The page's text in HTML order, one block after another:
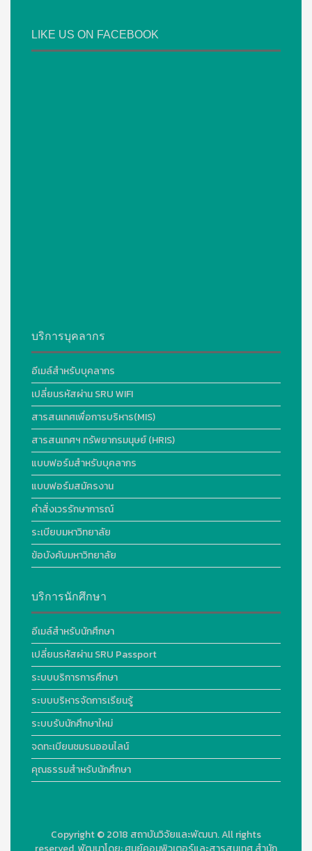
LIKE US ON FACEBOOK
บริการบุคลากร
อีเมล์สำหรับบุคลากร
เปลี่ยนรหัสผ่าน SRU WIFI
สารสนเทศเพื่อการบริหาร(MIS)
สารสนเทศฯ ทรัพยากรมนุษย์ (HRIS)
แบบฟอร์มสำหรับบุคลากร
แบบฟอร์มสมัครงาน
คำสั่งเวรรักษาการณ์
ระเบียบมหาวิทยาลัย
ข้อบังคับมหาวิทยาลัย
บริการนักศึกษา
อีเมล์สำหรับนักศึกษา
เปลี่ยนรหัสผ่าน SRU Passport
ระบบบริการการศึกษา
ระบบบริหารจัดการเรียนรู้
ระบบรับนักศึกษาใหม่
จดทะเบียนชมรมออนไลน์
คุณธรรมสำหรับนักศึกษา
Copyright © 2018 สถาบันวิจัยและพัฒนา. All rights